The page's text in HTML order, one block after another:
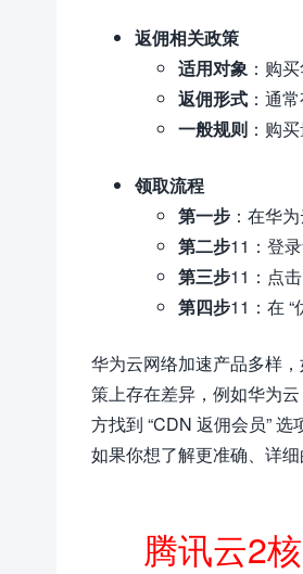
返佣相关政策
适用对象 ：购
返佣形式 ：通
一般规则 ：购
领取流程
第一步 ：在华
第二步11 ：登
第三步11 ：点
第四步11 ：在
华为云网络加速产品多样
策上存在差异，例如华为
方找到 “CDN 返佣会员” 选
如果你想了解更准确、详
腾讯云2